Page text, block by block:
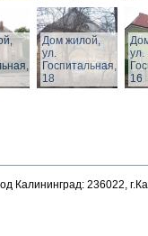
Дом жилой,
ул.
Госпитальная,
18
ул.
16
Калининград: 236022,